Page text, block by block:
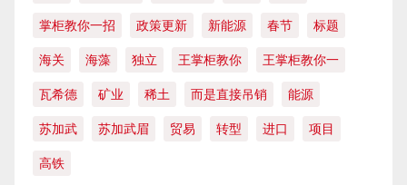
掌柜教你一招 政策更新 新能源 春节 标题
海关 海藻 独立 王掌柜教你 王掌柜教你一
瓦希德 矿业 稀土 而是直接吊销 能源
苏加武 苏加武眉 贸易 转型 进口 项目
高铁